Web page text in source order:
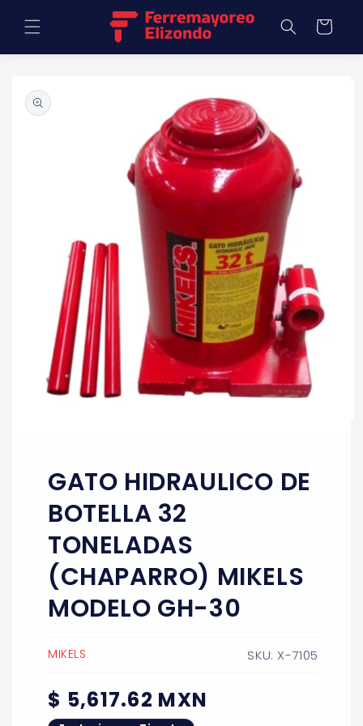
directamente
al contenido
Carrito
a la
información
GATO HIDRAULICO DE
BOTELLA 32
TONELADAS
(CHAPARRO) MIKELS
MODELO GH-30
MIKELS SKU: X-7105
Precio
$ 5,617.62 MXN